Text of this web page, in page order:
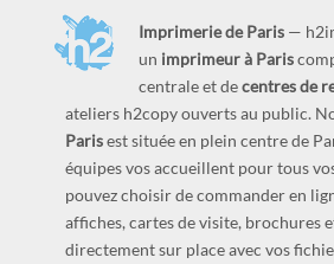
Imprimerie de Paris —
un imprimeur à Paris
centrale et decentres de
ateliers h2copy ouverts au public.
Parisest située en plein centre de
équipes vos accueillent pour tous
pouvez choisir de commander en
affiches, cartes de visite, brochures
directement sur place avec vos